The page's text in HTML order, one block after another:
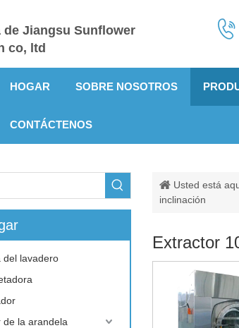
de Jiangsu Sunflower
co, ltd
HOGAR SOBRE NOSOTROS
CONTÁCTENOS
del lavadero
de la arandela
Usted está
inclinación
Extractor